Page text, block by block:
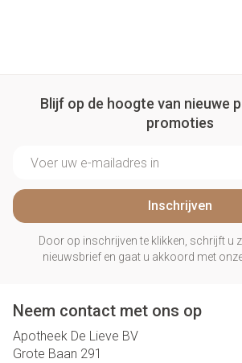
Blijf op de hoogte van nieuwe
promoties
Inschrijven
Door op inschrijven te klikken, schrijft u
nieuwsbrief en gaat u akkoord met
Neem contact met ons op
Apotheek De Lieve BV
Grote Baan 291